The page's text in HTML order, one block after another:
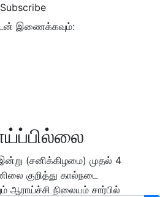
Subscribe
இணைக்கவும்:
(சனிக்கிழமை) முதல் 4
குறித்து கால்நடை
ஆராய்ச்சி நிலையம் சார்பில்